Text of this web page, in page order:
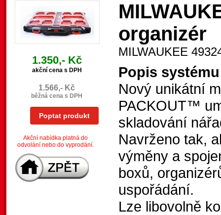
1.350,- Kč
akční cena s DPH
1.566,- Kč
běžná cena s DPH
Poptat produkt
Akční nabídka platná do
odvolání nebo do vyprodání.
organizér
MILWAUKEE
Popis
Nový unikátní
PACKOUT™
skladování
Navrženo tak,
výměny a
boxů,
uspořádání.
Lze libovolně